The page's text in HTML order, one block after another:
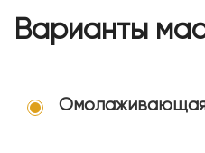
Варианты